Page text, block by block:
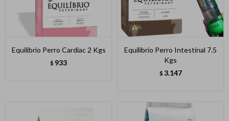
Equilibrio Perro Cardiac 2 Kgs
$ 933
Equilibrio Perro Intestinal 7.5
Kgs
$ 3.147